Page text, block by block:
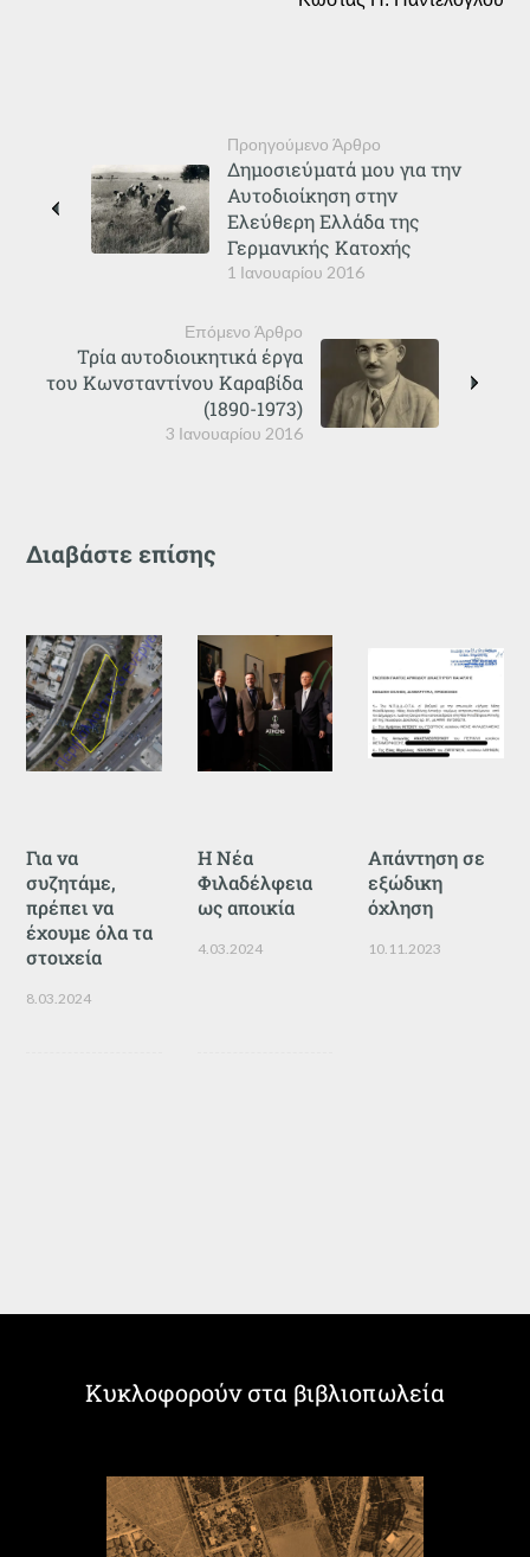
Προηγούμενο Άρθρο
1 Ιανουαρίου 2016
Δημοσιεύματά μου για την
Αυτοδιοίκηση στην
Ελεύθερη Ελλάδα της
Γερμανικής Κατοχής
Επόμενο Άρθρο
3 Ιανουαρίου 2016
Τρία αυτοδιοικητικά έργα
του Κωνσταντίνου Καραβίδα
(1890-1973)
Διαβάστε επίσης
Για να
συζητάμε,
πρέπει να
έχουμε όλα τα
στοιχεία
8.03.2024
Η Νέα
Φιλαδέλφεια
ως αποικία
4.03.2024
Απάντηση σε
εξώδικη
όχληση
10.11.2023
Κυκλοφορούν στα βιβλιοπωλεία